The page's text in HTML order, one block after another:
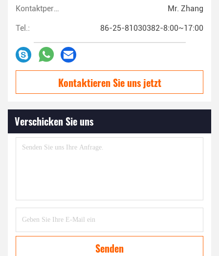
Kontaktpersonen: Mr. Zhang
Tel.: 86-25-81030382-8:00~17:00
Kontaktieren Sie uns jetzt
Verschicken Sie uns
Senden